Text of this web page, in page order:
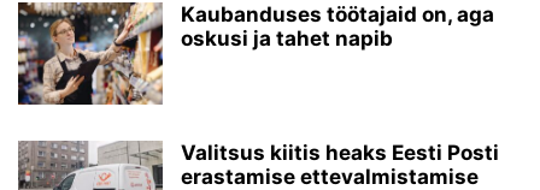
Kaubanduses töötajaid on, aga
oskusi ja tahet napib
Valitsus kiitis heaks Eesti Posti
erastamise ettevalmistamise